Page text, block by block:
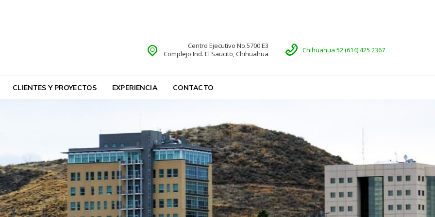
CLIENTES Y PROYECTOS EXPERIENCIA CONTACTO
Llámenos
Chihuahua 52 (614) 425 2367
Centro Ejecutivo No.5700 E3
Complejo Ind. El Saucito, Chihuahua